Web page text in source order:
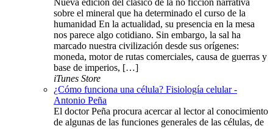
Nueva edición del clásico de la no ficción narrativa
sobre el mineral que ha determinado el curso de la
humanidad En la actualidad, su presencia en la mesa
nos parece algo cotidiano. Sin embargo, la sal ha
marcado nuestra civilización desde sus orígenes:
moneda, motor de rutas comerciales, causa de guerras y
base de imperios, […]
iTunes Store
¿Cómo funciona una célula? Fisiología celular -
Antonio Peña
El doctor Peña procura acercar al lector al conocimiento
de algunas de las funciones generales de las células, de